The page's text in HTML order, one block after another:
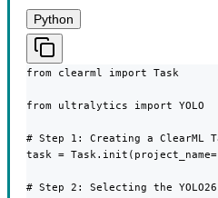
Python
from clearml import Task
from ultralytics import YOLO
# Step 1: Creating a ClearML
task =
# Step 2: Selecting the YOLO26